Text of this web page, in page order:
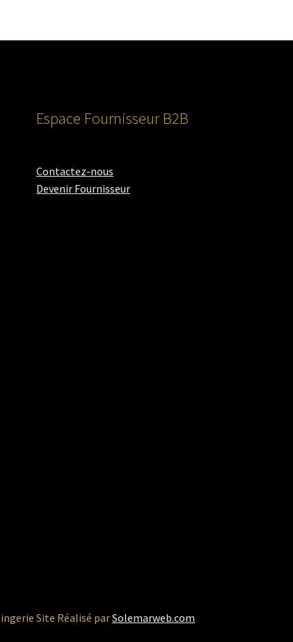
Espace Fournisseur B2B
Contactez-nous
Devenir Fournisseur
Site Réalisé parSolemarweb.com